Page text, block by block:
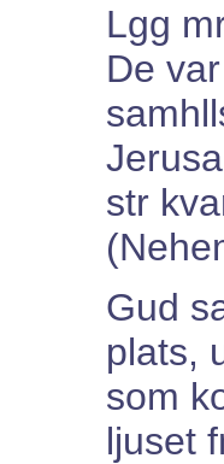
Lgg
De
str
Gud
plats,
som
ljuset